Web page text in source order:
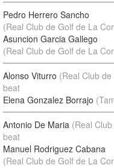
Pedro Herrero Sancho
(Real Club de Golf de La
Asuncion Garcia Gallego
(Real Club de Golf de La
Alonso Viturro (Real Club
beat
Elena Gonzalez Borrajo
Antonio De Maria (Real
beat
Manuel Rodriguez Cabana
(Real Club de Golf de La